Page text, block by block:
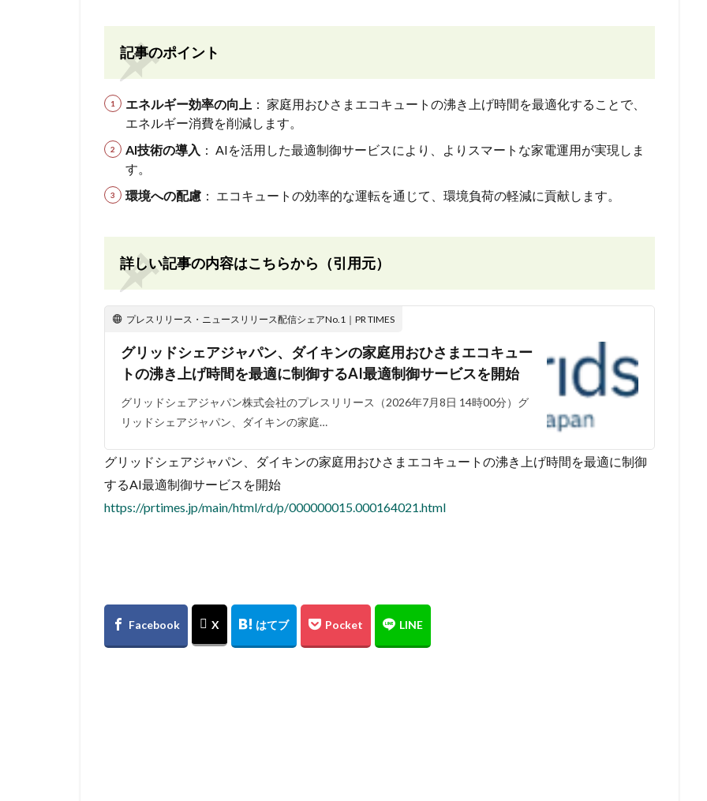
記事のポイント
エネルギー効率の向上 ： 家庭用おひさまエコキュートの沸き上げ時間を最適化することで、
エネルギー消費を削減します。
AI技術の導入 ： AIを活用した最適制御サービスにより、よりスマートな家電運用が実現しま
す。
環境への配慮 ： エコキュートの効率的な運転を通じて、環境負荷の軽減に貢献します。
詳しい記事の内容はこちらから（引用元）
プレスリリース・ニュースリリース配信シェアNo.1｜PR TIMES
グリッドシェアジャパン、ダイキンの家庭用おひさまエコキュー
トの沸き上げ時間を最適に制御するAI最適制御サービスを開始
グリッドシェアジャパン株式会社のプレスリリース（2026年7月8日 14時00分）グ
リッドシェアジャパン、ダイキンの家庭…
グリッドシェアジャパン、ダイキンの家庭用おひさまエコキュートの沸き上げ時間を最適に制御
するAI最適制御サービスを開始
https://prtimes.jp/main/html/rd/p/000000015.000164021.html